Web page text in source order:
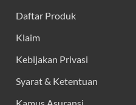
Daftar Produk
Klaim
Kebijakan Privasi
Syarat & Ketentuan
Kamus Asuransi